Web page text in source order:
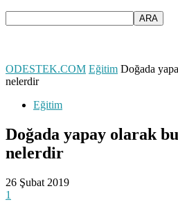
ODESTEK.COM Eğitim Doğada
nelerdir
Eğitim
Doğada yapay olarak
nelerdir
26 Şubat 2019
1